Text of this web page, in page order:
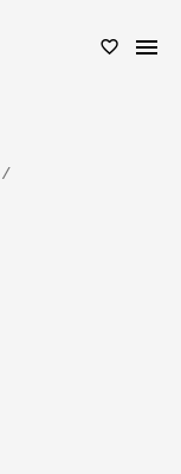
favorite_border menu
/